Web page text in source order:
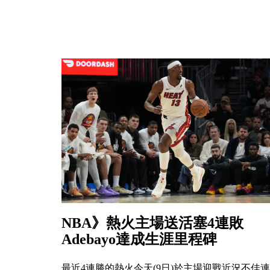
NBA》熱火主場送活塞4連敗
Adebayo達成生涯里程碑
最近4連勝的熱火今天(9日)於主場迎戰近況不佳連